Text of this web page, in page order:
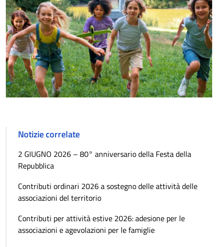
Notizie correlate
2 GIUGNO 2026 – 80° anniversario della Festa della
Repubblica
Contributi ordinari 2026 a sostegno delle attività delle
associazioni del territorio
Contributi per attività estive 2026: adesione per le
associazioni e agevolazioni per le famiglie